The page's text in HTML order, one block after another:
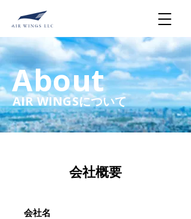
About
AIR WINGSについて
会社概要
会社名